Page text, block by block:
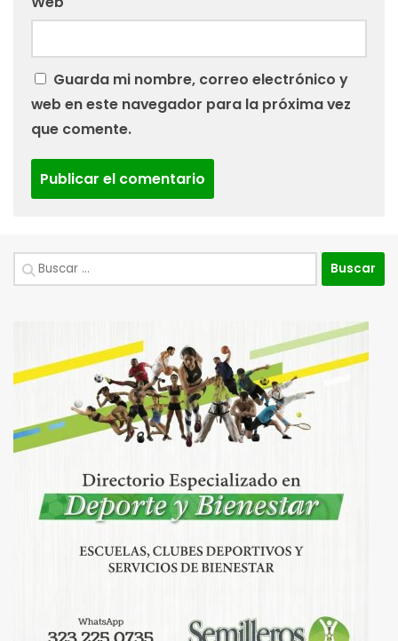
Guarda mi nombre, correo electrónico y
web en este navegador para la próxima vez
que comente.
Buscar: